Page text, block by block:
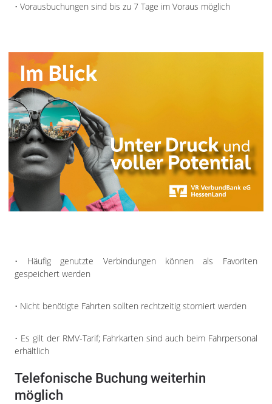
• Vorausbuchungen sind bis zu 7 Tage im Voraus möglich
• Häufig genutzte Verbindungen können als Favoriten
gespeichert werden
• Nicht benötigte Fahrten sollten rechtzeitig storniert werden
• Es gilt der RMV-Tarif; Fahrkarten sind auch beim Fahrpersonal
erhältlich
Telefonische Buchung weiterhin
möglich